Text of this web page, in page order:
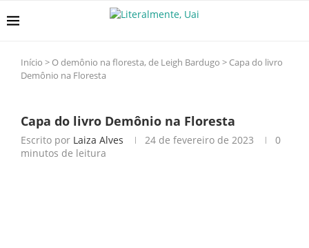
Início > O demônio na floresta, de Leigh Bardugo > Capa do livro
Demônio na Floresta
Capa do livro Demônio na Floresta
Escrito por Laiza Alves 24 de fevereiro de 2023
0
minutos de leitura